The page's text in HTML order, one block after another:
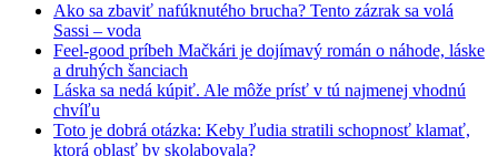
Ako sa zbaviť nafúknutého brucha? Tento zázrak sa volá
Sassi – voda
Feel-good príbeh Mačkári je dojímavý román o náhode, láske
a druhých šanciach
Láska sa nedá kúpiť. Ale môže prísť v tú najmenej vhodnú
chvíľu
Toto je dobrá otázka: Keby ľudia stratili schopnosť klamať,
ktorá oblasť by skolabovala?